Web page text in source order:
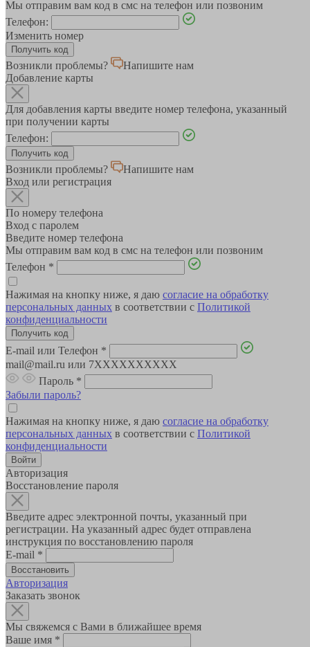
Мы отправим вам код в смс на телефон или позвоним
Телефон:
Изменить номер
Возникли проблемы?
Напишите нам
Добавление карты
Для добавления карты введите номер телефона, указанный
при получении карты
Телефон:
Возникли проблемы?
Напишите нам
Вход или регистрация
По номеру телефона
Вход с паролем
Введите номер телефона
Мы отправим вам код в смс на телефон или позвоним
Телефон *
Нажимая на кнопку ниже, я даю согласие на обработку
персональных данных в соответствии с Политикой
конфиденциальности
E-mail или Телефон *
mail@mail.ru или 7XXXXXXXXXX
Пароль *
Забыли пароль?
Нажимая на кнопку ниже, я даю согласие на обработку
персональных данных в соответствии с Политикой
конфиденциальности
Авторизация
Восстановление пароля
Введите адрес электронной почты, указанный при
регистрации. На указанный адрес будет отправлена
инструкция по восстановлению пароля
E-mail *
Авторизация
Заказать звонок
Мы свяжемся с Вами в ближайшее время
Ваше имя *